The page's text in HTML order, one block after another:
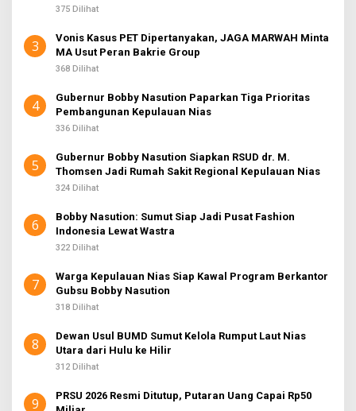
375 Dilihat
3
Vonis Kasus PET Dipertanyakan, JAGA MARWAH Minta
MA Usut Peran Bakrie Group
368 Dilihat
4
Gubernur Bobby Nasution Paparkan Tiga Prioritas
Pembangunan Kepulauan Nias
336 Dilihat
5
Gubernur Bobby Nasution Siapkan RSUD dr. M.
Thomsen Jadi Rumah Sakit Regional Kepulauan Nias
324 Dilihat
6
Bobby Nasution: Sumut Siap Jadi Pusat Fashion
Indonesia Lewat Wastra
322 Dilihat
7
Warga Kepulauan Nias Siap Kawal Program Berkantor
Gubsu Bobby Nasution
318 Dilihat
8
Dewan Usul BUMD Sumut Kelola Rumput Laut Nias
Utara dari Hulu ke Hilir
312 Dilihat
9
PRSU 2026 Resmi Ditutup, Putaran Uang Capai Rp50